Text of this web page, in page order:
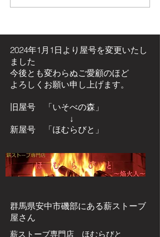
溢れる新築住宅に「メト
2024年1月1日より屋号を変更いたし
ました
今後とも変わらぬご愛顧のほど
よろしくお願い申し上げます。
旧屋号 「いそべの森」
↓
新屋号 「ほむらびと」
群馬県安中市磯部にある薪ストーブ
屋さん
​薪ストーブ専門店 ほむらびと